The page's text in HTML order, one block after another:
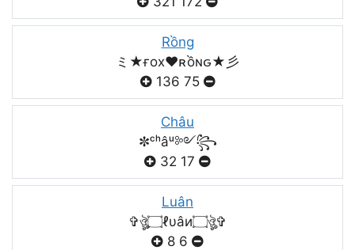
Rồng
ミ★ғox♥️ʀồɴԍ★彡
136 75
Châu
✼ᶜʰâᵘ༻꧂
32 17
Luân
✞ঔৣ۝ℓυâи۝ঔৣ✞
8 6